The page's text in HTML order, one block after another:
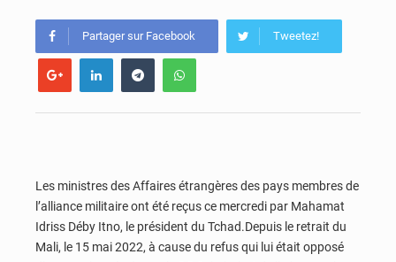
Partager sur Facebook Tweetez!
Les ministres des Affaires étrangères des pays membres de
l’alliance militaire ont été reçus ce mercredi par Mahamat
Idriss Déby Itno, le président du Tchad.Depuis le retrait du
Mali, le 15 mai 2022, à cause du refus qui lui était opposé